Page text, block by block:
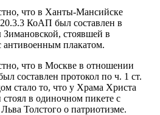
что в Ханты-Мансийске
КоАП был составлен в
стоявшей в
антивоенным плакатом.
что в Москве в отношении
составлен протокол по ч. 1 ст.
стало то, что у Храма Христа
в одиночном пикете с
Толстого о патриотизме.